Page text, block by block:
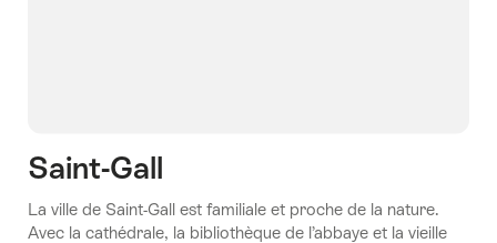
Saint-Gall
La ville de Saint-Gall est familiale et proche de la nature.
Avec la cathédrale, la bibliothèque de l’abbaye et la vieille